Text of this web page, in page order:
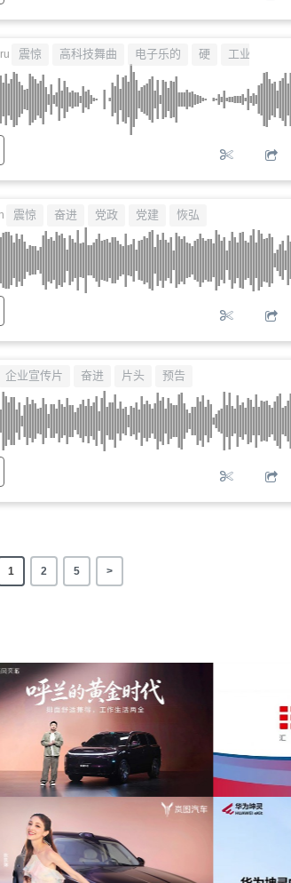
震惊 高科技舞曲 电子乐的 硬 工业
震惊 奋进 党政 党建 恢弘
企业宣传片 奋进 片头 预告
1 2 5 >